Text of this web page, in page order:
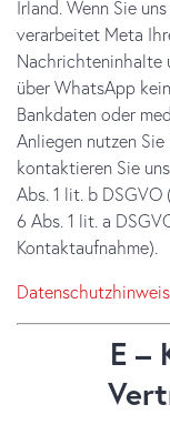
Irland. Wenn Sie
verarbeitet Meta
Nachrichteninhalte
über WhatsApp
Bankdaten oder
Anliegen nutzen
kontaktieren Sie
Abs. 1 lit. b
6 Abs. 1 lit. a
Kontaktaufnahme).
E –